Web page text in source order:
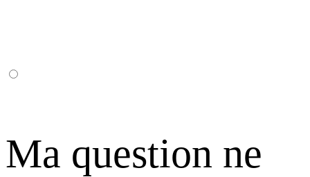
Ma question ne